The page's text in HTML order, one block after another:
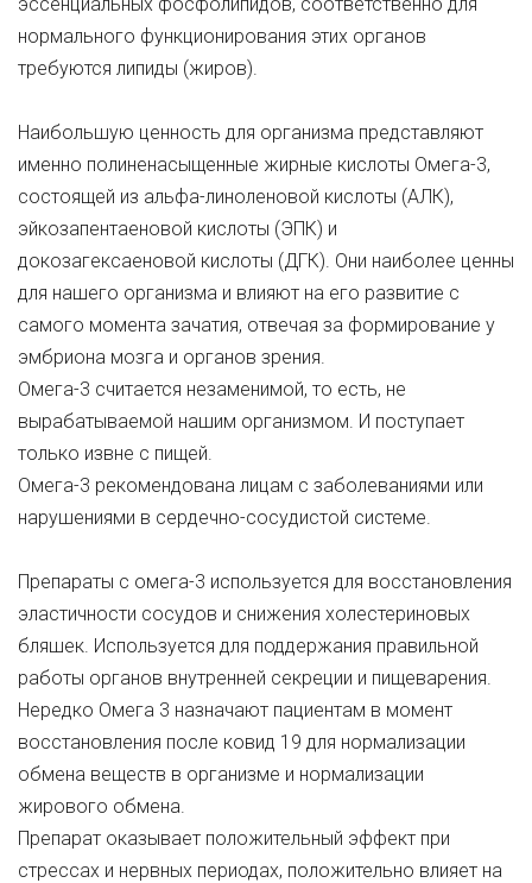
нормального функционирования этих органов
требуются липиды (жиров).
Наибольшую ценность для организма представляют
именно полиненасыщенные жирные кислоты Омега-3,
состоящей из альфа-линоленовой кислоты (АЛК),
эйкозапентаеновой кислоты (ЭПК) и
докозагексаеновой кислоты (ДГК). Они наиболее ценны
для нашего организма и влияют на его развитие с
самого момента зачатия, отвечая за формирование у
эмбриона мозга и органов зрения.
Омега-3 считается незаменимой, то есть, не
вырабатываемой нашим организмом. И поступает
только извне с пищей.
Омега-3 рекомендована лицам с заболеваниями или
нарушениями в сердечно-сосудистой системе.
Препараты с омега-3 используется для восстановления
эластичности сосудов и снижения холестериновых
бляшек. Используется для поддержания правильной
работы органов внутренней секреции и пищеварения.
Нередко Омега 3 назначают пациентам в момент
восстановления после ковид 19 для нормализации
обмена веществ в организме и нормализации
жирового обмена.
Препарат оказывает положительный эффект при
стрессах и нервных периодах, положительно влияет на